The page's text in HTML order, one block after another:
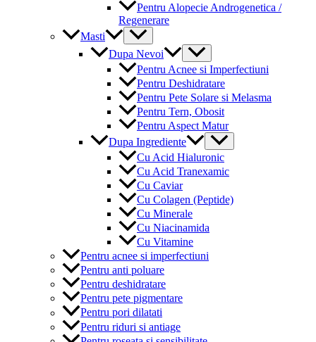
Pentru Alopecie Androgenetica /
Regenerare
Masti
Menu
Toggle
Dupa Nevoi
Menu
Toggle
Pentru Acnee si Imperfectiuni
Pentru Deshidratare
Pentru Pete Solare si Melasma
Pentru Tern, Obosit
Pentru Aspect Matur
Dupa Ingrediente
Menu
Toggle
Cu Acid Hialuronic
Cu Acid Tranexamic
Cu Caviar
Cu Colagen (Peptide)
Cu Minerale
Cu Niacinamida
Cu Vitamine
Pentru acnee si imperfectiuni
Pentru anti poluare
Pentru deshidratare
Pentru pete pigmentare
Pentru pori dilatati
Pentru riduri si antiage